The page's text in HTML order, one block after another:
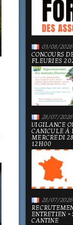
03/08/2026
CONCOURS
FLEURIES
28/07/2026
VIGILANCE
CANICULE À
MERCREDI
12H00
28/07/2026
ENTRETIEN
CANTINE